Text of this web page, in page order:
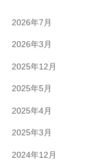
2026年7月
2026年3月
2025年12月
2025年5月
2025年4月
2025年3月
2024年12月